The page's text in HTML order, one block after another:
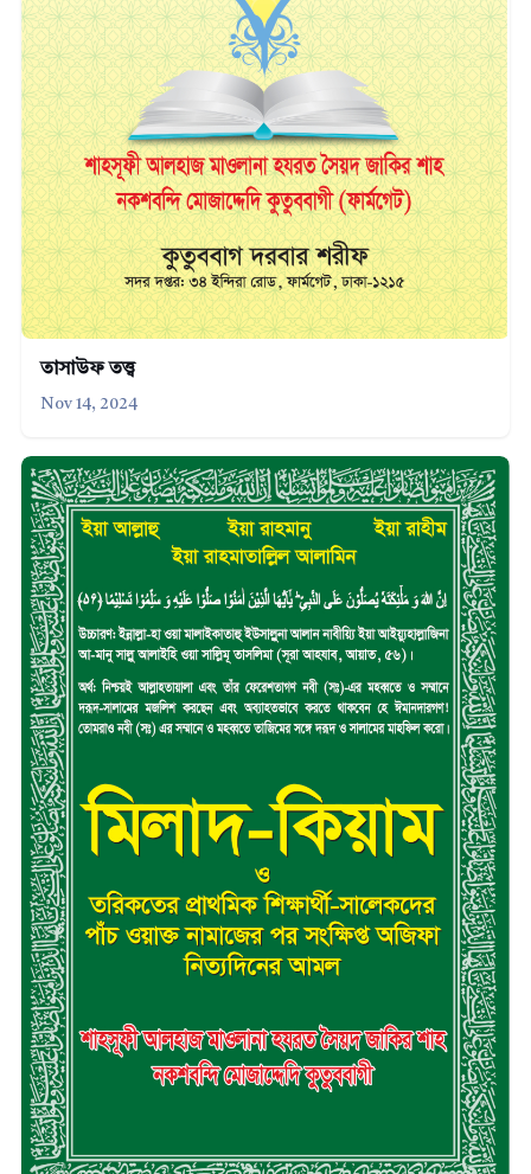
তাসাউফ তত্ত্ব
Nov 14, 2024